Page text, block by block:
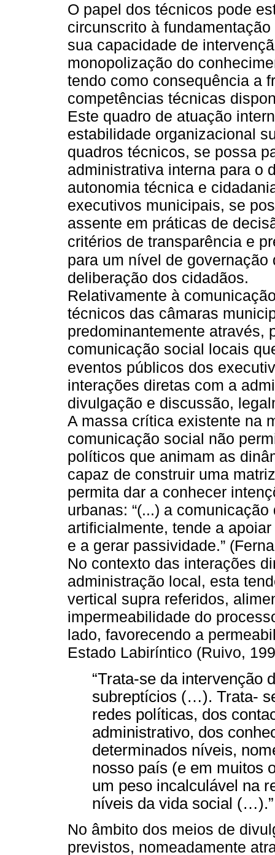
O papel dos técnicos pode
circunscrito à
sua capacidade de
monopolização do
tendo como consequência a
competências técnicas
Este quadro de atuação
estabilidade organizacional
quadros técnicos, se possa
administrativa interna para o
autonomia técnica e
executivos municipais, se
assente em práticas de
critérios de transparência e
para um nível de
deliberação dos cidadãos.
Relativamente à
técnicos das câmaras
predominantemente através,
comunicação social locais
eventos públicos dos
interações diretas com a
divulgação e discussão,
A massa crítica existente na
comunicação social não
políticos que animam as
capaz de construir uma
permita dar a conhecer
urbanas: “(...) a
artificialmente, tende a
e a gerar passividade.”
No contexto das interações
administração local, esta
vertical supra referidos,
impermeabilidade do
lado, favorecendo a
Estado Labiríntico (Ruivo,
“Trata-se da intervenção
subreptícios (…). Trata-
redes políticas, dos
administrativo, dos
determinados níveis,
nosso país (e em muitos
um peso incalculável na
níveis da vida social (…).”
No âmbito dos meios de
previstos, nomeadamente